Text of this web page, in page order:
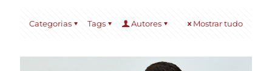
Categorias Tags Autores Mostrar tudo